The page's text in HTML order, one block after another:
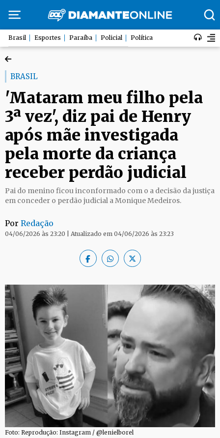
Brasil Esportes Paraíba Policial Política
BRASIL
'Mataram meu filho pela
3ª vez', diz pai de Henry
após mãe investigada
pela morte da criança
receber perdão judicial
Pai do menino ficou inconformado com o a decisão da justiça
em conceder o perdão judicial a Monique Medeiros.
Por Redação
04/06/2026 às 23:20 | Atualizado em 04/06/2026 às 23:23
Foto: Reprodução: Instagram / @lenielborel